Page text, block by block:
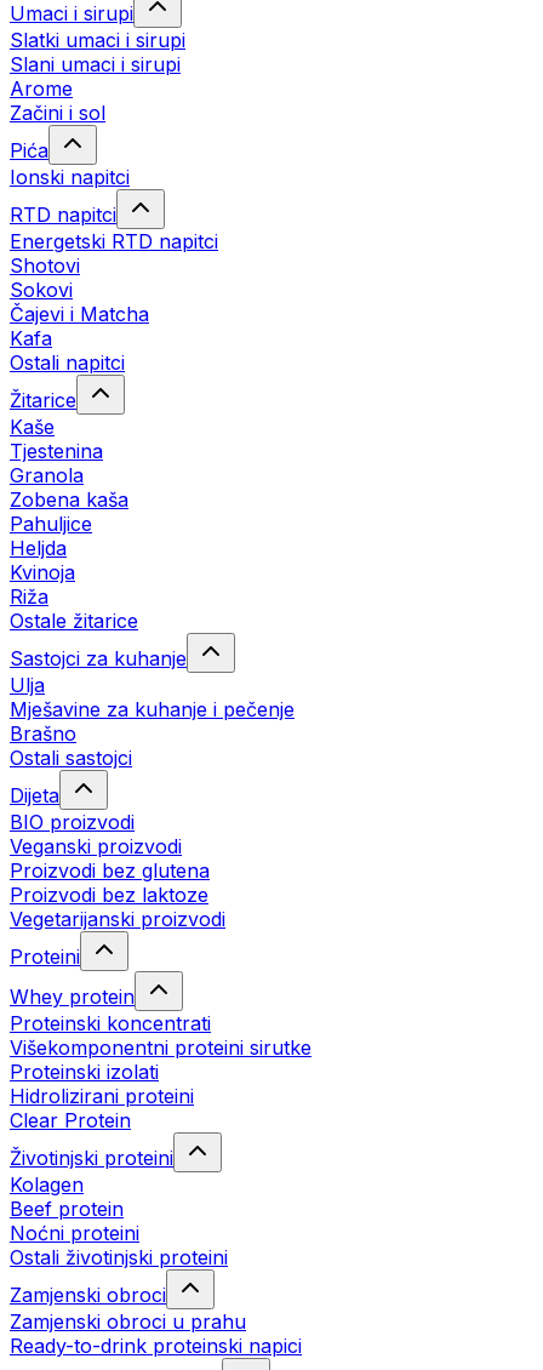
Umaci i sirupi
Slatki umaci i sirupi
Slani umaci i sirupi
Arome
Začini i sol
Pića
Ionski napitci
RTD napitci
Energetski RTD napitci
Shotovi
Sokovi
Čajevi i Matcha
Kafa
Ostali napitci
Žitarice
Kaše
Tjestenina
Granola
Zobena kaša
Pahuljice
Heljda
Kvinoja
Riža
Ostale žitarice
Sastojci za kuhanje
Ulja
Mješavine za kuhanje i pečenje
Brašno
Ostali sastojci
Dijeta
BIO proizvodi
Veganski proizvodi
Proizvodi bez glutena
Proizvodi bez laktoze
Vegetarijanski proizvodi
Proteini
Whey protein
Proteinski koncentrati
Višekomponentni proteini sirutke
Proteinski izolati
Hidrolizirani proteini
Clear Protein
Životinjski proteini
Kolagen
Beef protein
Noćni proteini
Ostali životinjski proteini
Zamjenski obroci
Zamjenski obroci u prahu
Ready-to-drink proteinski napici